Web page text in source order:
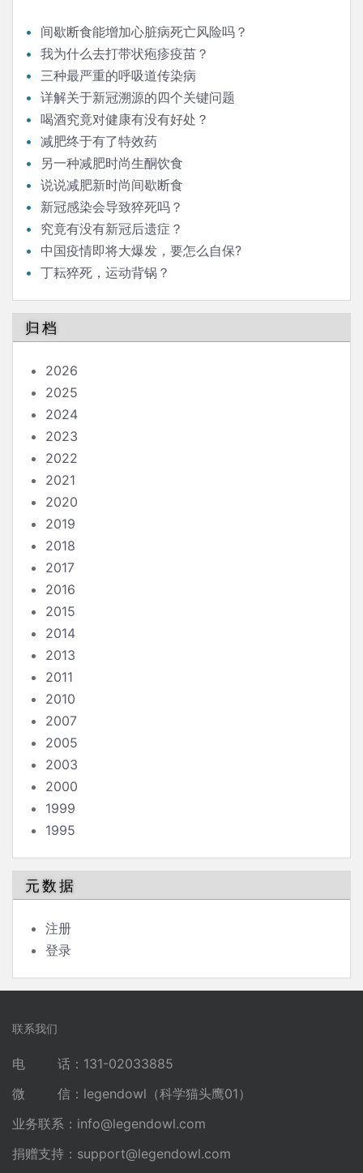
间歇断食能增加心脏病死亡风险吗？
我为什么去打带状疱疹疫苗？
三种最严重的呼吸道传染病
详解关于新冠溯源的四个关键问题
喝酒究竟对健康有没有好处？
减肥终于有了特效药
另一种减肥时尚生酮饮食
说说减肥新时尚间歇断食
新冠感染会导致猝死吗？
究竟有没有新冠后遗症？
中国疫情即将大爆发，要怎么自保?
丁耘猝死，运动背锅？
归档
2026
2025
2024
2023
2022
2021
2020
2019
2018
2017
2016
2015
2014
2013
2011
2010
2007
2005
2003
2000
1999
1995
元数据
注册
登录
联系我们
电 话：131-02033885
微 信：legendowl（科学猫头鹰01）
业务联系： info@legendowl.com
捐赠支持： support@legendowl.com